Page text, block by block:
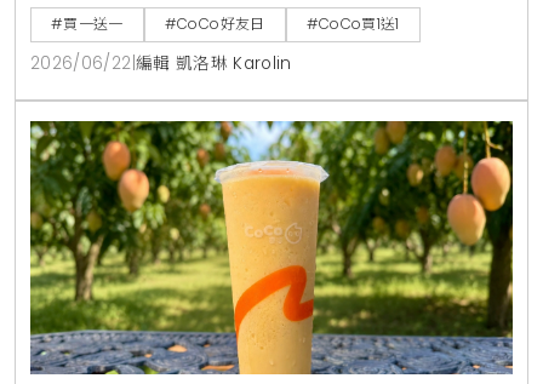
點餐平台享有第二杯0元優惠，每人限領2張。
#買一送一 #CoCo好友日 #CoCo買1送1
2026/06/22 編輯 凱洛琳 Karolin